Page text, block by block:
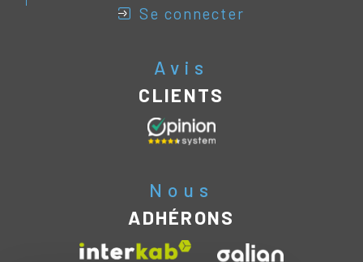
se connecter
Avis
CLIENTS
Nous
ADHÉRONS